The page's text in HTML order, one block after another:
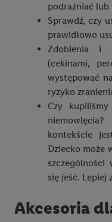
podrażniać lub
Sprawdź, czy
prawidłowo
Zdobienia i
(cekinami,
występować
ryzyko
Czy
kontekście
Dziecko może
szczególności
się jeść. Lepiej
Akcesoria
numeru referencyjnego
telefonu
wykorzystany do
informacji o sposobie
szczególności
wykorzystywana do
obsługiwanych przez
wyświetlać mu tam
korzystanie z
momencie za
("consenthub")lub
technologii Utiq opartej
marketingu cyfrowego"
można znaleźć w